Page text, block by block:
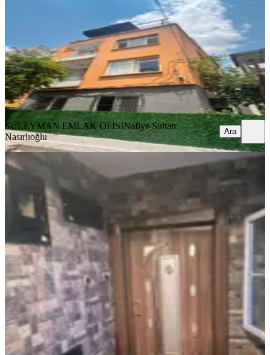
Seyhan, Yeşilyurt Mahallesi
3+1·160 m²·3. Kat·08.08.2026
3.300.000 ₺
SÜLEYMAN EMLAK OFİSİNafiye Sultan Nasırlıoğlu
Ara
SÜLEYMAN EMLAK OFİSİNafiye Sultan
Nasırlıoğlu
Ara
YENİ
Sattılık Mavibulvarda Şehitler
Parkında Kafa Daire 1ci Sınıf
Mazeme Lüx Daire
Seyhan, Yeşilyurt Mahallesi
3+1· 185 m² ·8. Kat ·07.08.2026
6.000.000 ₺
01 YAPI EMLAK Bülent Boyacı
Ara